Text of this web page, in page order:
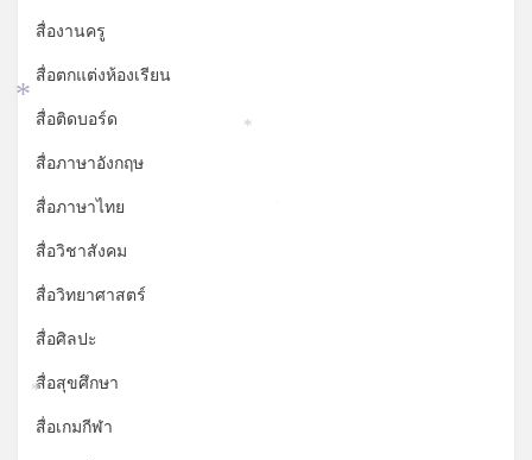
สื่องานครู
สื่อตกแต่งห้องเรียน
สื่อติดบอร์ด
สื่อภาษาอังกฤษ
สื่อภาษาไทย
สื่อวิชาสังคม
สื่อวิทยาศาสตร์
สื่อศิลปะ
สื่อสุขศึกษา
สื่อเกมกีฬา